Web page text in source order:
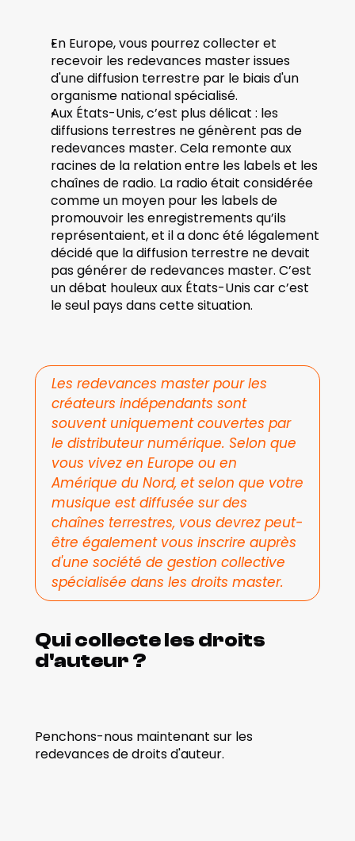
En Europe, vous pourrez collecter et
recevoir les redevances master issues
d'une diffusion terrestre par le biais d'un
organisme national spécialisé.
Aux États-Unis, c’est plus délicat : les
diffusions terrestres ne génèrent pas de
redevances master. Cela remonte aux
racines de la relation entre les labels et les
chaînes de radio. La radio était considérée
comme un moyen pour les labels de
promouvoir les enregistrements qu’ils
représentaient, et il a donc été légalement
décidé que la diffusion terrestre ne devait
pas générer de redevances master. C’est
un débat houleux aux États-Unis car c’est
le seul pays dans cette situation.
Les redevances master pour les
créateurs indépendants sont
souvent uniquement couvertes par
le distributeur numérique. Selon que
vous vivez en Europe ou en
Amérique du Nord, et selon que votre
musique est diffusée sur des
chaînes terrestres, vous devrez peut-
être également vous inscrire auprès
d'une société de gestion collective
spécialisée dans les droits master.
Qui collecte les droits
d'auteur ?
Penchons-nous maintenant sur les
redevances de droits d'auteur.